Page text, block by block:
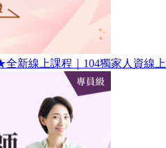
新線上課程｜104獨家人資線